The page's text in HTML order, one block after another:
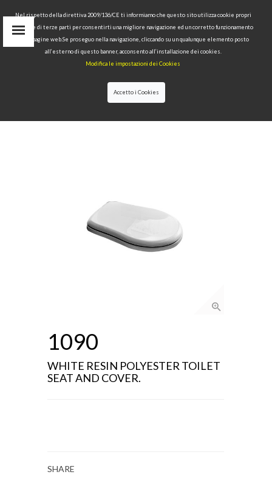
COLLECTIONS>RETRÒ>WHITE RESIN
POLYESTER TOILET SEAT AND COVER.
1090
WHITE RESIN POLYESTER TOILET
SEAT AND COVER.
SHARE
Nel rispetto della direttiva 2009/136/CE ti informiamo che questo sito utilizza cookie propri
tecnici e di terze parti per consentirti una migliore navigazione ed un corretto funzionamento
delle pagine web.Se proseguo nella navigazione, cliccando su un qualunque elemento posto
all’esterno di questo banner, acconsento all’installazione dei cookies.
Modifica le impostazioni dei Cookies
Accetto i Cookies